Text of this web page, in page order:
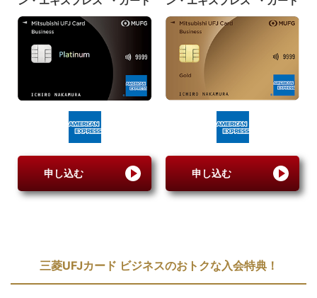
申し込む 申し込む
三菱UFJカード ビジネスのおトクな入会特典！